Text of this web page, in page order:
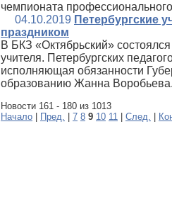
чемпионата
04.10.2019 Петербургские
праздником
В БКЗ «Октябрьский»
учителя. Петербургских
исполняющая обязанности
образованию Жанна
Новости 161 - 180 из 1013
Начало
Пред. 7 8 9 10 11 След.